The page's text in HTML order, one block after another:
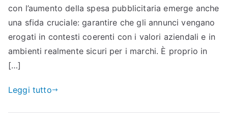
con l’aumento della spesa pubblicitaria emerge anche
una sfida cruciale: garantire che gli annunci vengano
erogati in contesti coerenti con i valori aziendali e in
ambienti realmente sicuri per i marchi. È proprio in
[…]
Leggi tutto